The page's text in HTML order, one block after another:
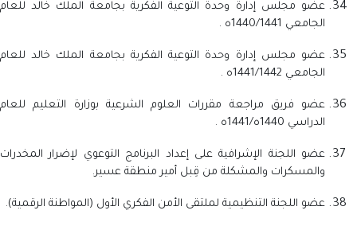
عضو مجلس إدارة وحدة التوعية الفكرية بجامعة الملك خالد للعام
الجامعي 1440/1441ه .
عضو مجلس إدارة وحدة التوعية الفكرية بجامعة الملك خالد للعام
الجامعي 1441/1442ه .
عضو فريق مراجعة مقررات العلوم الشرعية بوزارة التعليم للعام
الدراسي 1440ه/1441ه .
عضو اللجنة الإشرافية على إعداد البرنامج التوعوي لإضرار المخدرات
والمسكرات والمشكلة من قِبل أمير منطقة عسير.
عضو اللجنة التنظيمية لملتقى الأمن الفكري الأول (المواطنة الرقمية).